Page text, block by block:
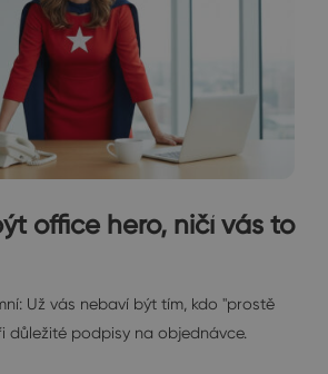
office hero, ničí vás to
Už vás nebaví být tím, kdo "prostě
důležité podpisy na objednávce.